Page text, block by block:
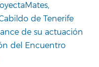
de Tenerife
de su actuación
del Encuentro